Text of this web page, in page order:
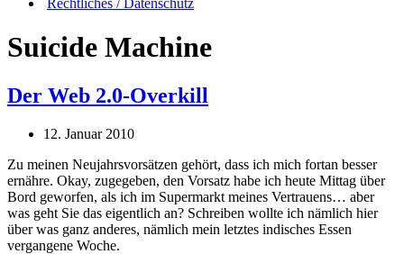
Rechtliches / Datenschutz
Suicide Machine
Der Web 2.0-Overkill
12. Januar 2010
Zu meinen Neujahrsvorsätzen gehört, dass ich mich fortan besser
ernähre. Okay, zugegeben, den Vorsatz habe ich heute Mittag über
Bord geworfen, als ich im Supermarkt meines Vertrauens… aber
was geht Sie das eigentlich an? Schreiben wollte ich nämlich hier
über was ganz anderes, nämlich mein letztes indisches Essen
vergangene Woche.